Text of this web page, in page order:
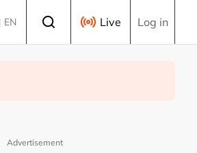
| EN Live Log in
Advertisement